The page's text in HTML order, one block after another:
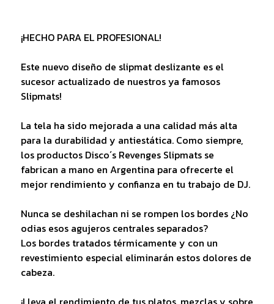
¡HECHO PARA EL PROFESIONAL!
Este nuevo diseño de slipmat deslizante es el
sucesor actualizado de nuestros ya famosos
Slipmats!
La tela ha sido mejorada a una calidad más alta
para la durabilidad y antiestática. Como siempre,
los productos Disco´s Revenges Slipmats se
fabrican a mano en Argentina para ofrecerte el
mejor rendimiento y confianza en tu trabajo de DJ.
Nunca se deshilachan ni se rompen los bordes ¿No
odias esos agujeros centrales separados?
Los bordes tratados térmicamente y con un
revestimiento especial eliminarán estos dolores de
cabeza.